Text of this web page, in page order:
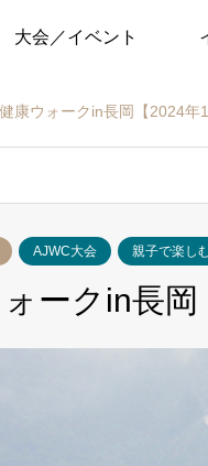
大会／イベント
康ウォークin長岡【2024
AJWC大会 親子で楽し
ークin長